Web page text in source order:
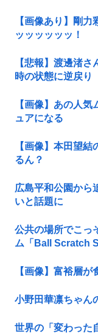
【画像あり】剛
ッッッッッッ！
【悲報】渡邊渚
時の状態に逆戻り
【画像】あの人
ュアになる
【画像】本田望
るん？
広島平和公園から
いと話題に
公共の場所でこっ
ム「Ball Scratch
【画像】富裕層
小野田華凛ちゃん
世界の「変わった